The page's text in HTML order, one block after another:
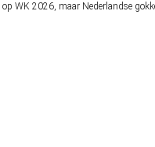
WK 2026, maar Nederlandse